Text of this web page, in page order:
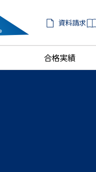
資料請求
合格実績